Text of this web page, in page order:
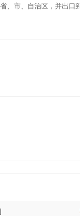
、市、自治区，并出口